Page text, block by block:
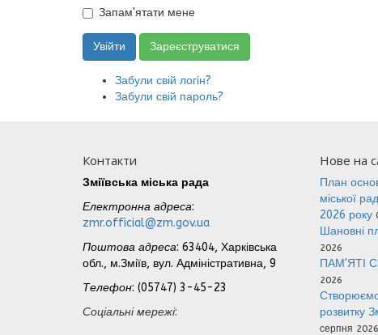
Запам'ятати мене
Увійти Зареєструватися
Забули свій логін?
Забули свій пароль?
Контакти
Зміївська міська рада
Електронна адреса:
zmr.official@zm.gov.ua
Поштова адреса: 63404, Харківська
обл., м.Зміїв, вул. Адміністративна, 9
Телефон: (05747) 3-45-23
Соціальні мережі:
Нове на
План
міської
2026 року
Шановні
2026
ПАМ'ЯТІ
2026
Створюємо
розвитку
серпня 2026